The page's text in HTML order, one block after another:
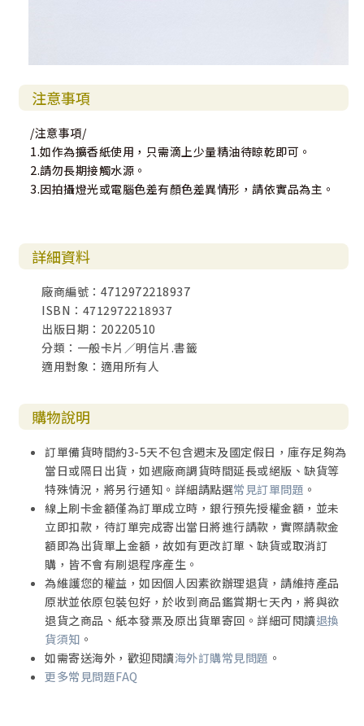
注意事項
/注意事項/
1.如作為擴香紙使用，只需滴上少量精油待晾乾即可。
2.請勿長期接觸水源。
3.因拍攝燈光或電腦色差有顏色差異情形，請依實品為主。
詳細資料
廠商編號：4712972218937
ISBN：4712972218937
出版日期：20220510
分類：一般卡片／明信片.書籤
適用對象：適用所有人
購物說明
訂單備貨時間約3-5天不包含週末及國定假日，庫存足夠為
當日或隔日出貨，如遇廠商調貨時間延長或絕版、缺貨等
特殊情況，將另行通知。詳細請點選常見訂單問題 。
線上刷卡金額僅為訂單成立時，銀行預先授權金額，並未
立即扣款，待訂單完成寄出當日將進行請款，實際請款金
額即為出貨單上金額，故如有更改訂單、缺貨或取消訂
購，皆不會有刷退程序產生。
為維護您的權益，如因個人因素欲辦理退貨，請維持產品
原狀並依原包裝包好，於收到商品鑑賞期七天內，將與欲
退貨之商品、紙本發票及原出貨單寄回。詳細可閱讀退換
貨須知 。
如需寄送海外，歡迎閱讀海外訂購常見問題 。
更多常見問題FAQ